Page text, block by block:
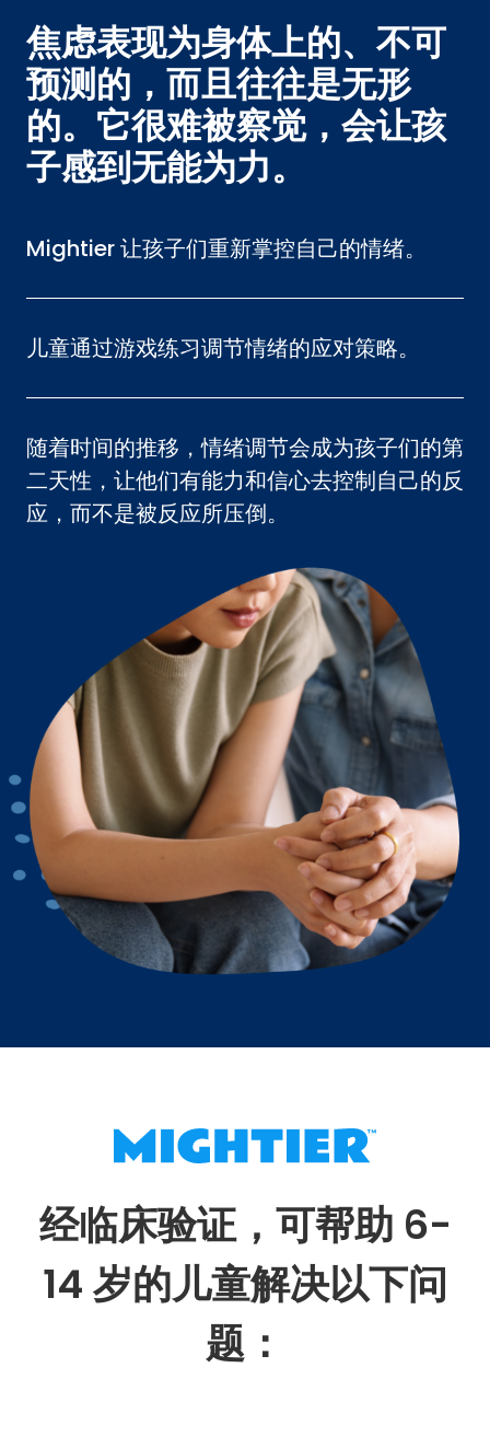
焦虑表现为身体上的、不可
预测的，而且往往是无形
的。它很难被察觉，会让孩
子感到无能为力。
Mightier 让孩子们重新掌控自己的情绪。
儿童通过游戏练习调节情绪的应对策略。
随着时间的推移，情绪调节会成为孩子们的第
二天性，让他们有能力和信心去控制自己的反
应，而不是被反应所压倒。
经临床验证，可帮助 6-
14 岁的儿童解决以下问
题：